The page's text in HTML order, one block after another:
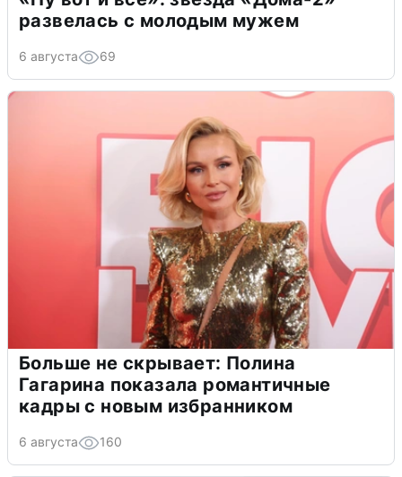
развелась с молодым мужем
6 августа 69
Больше не скрывает: Полина
Гагарина показала романтичные
кадры с новым избранником
6 августа 160